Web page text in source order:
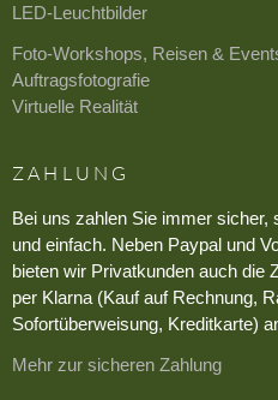
LED-Leuchtbilder
Foto-Workshops, Reisen &
Auftragsfotografie
Virtuelle Realität
ZAHLUNG
Bei uns zahlen Sie immer sicher,
und einfach. Neben Paypal und
bieten wir Privatkunden auch die
per Klarna (Kauf auf Rechnung,
Sofortüberweisung, Kreditkarte)
Mehr zur sicheren Zahlung